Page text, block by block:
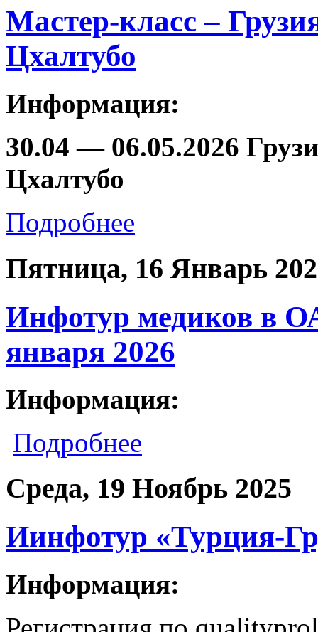
Мастер-класс –
Цхалтубо
Информация:
30.04 — 06.05.2026
Цхалтубо
Подробнее
Пятница, 16 Январь
Инфотур медиков в
января 2026
Информация:
Подробнее
Среда, 19 Ноябрь 2025
Иинфотур «Турция-
Информация: